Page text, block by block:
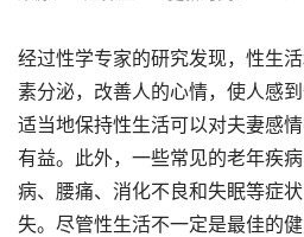
经过性学专家的研究发现，性生
素分泌，改善人的心情，使人感
适当地保持性生活可以对夫妻感
有益。此外，一些常见的老年疾
病、腰痛、消化不良和失眠等症
失。尽管性生活不一定是最佳的